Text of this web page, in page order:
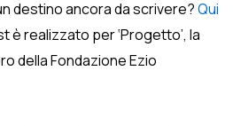
destino ancora da scrivere?Qui
è realizzato per ‘Progetto’, la
della Fondazione Ezio